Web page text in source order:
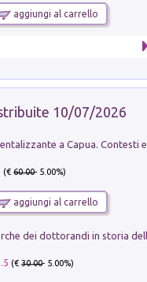
aggiungi al carrello
10/07/2026
(€60.00- 5.00%)
aggiungi al carrello
(€30.00- 5.00%)